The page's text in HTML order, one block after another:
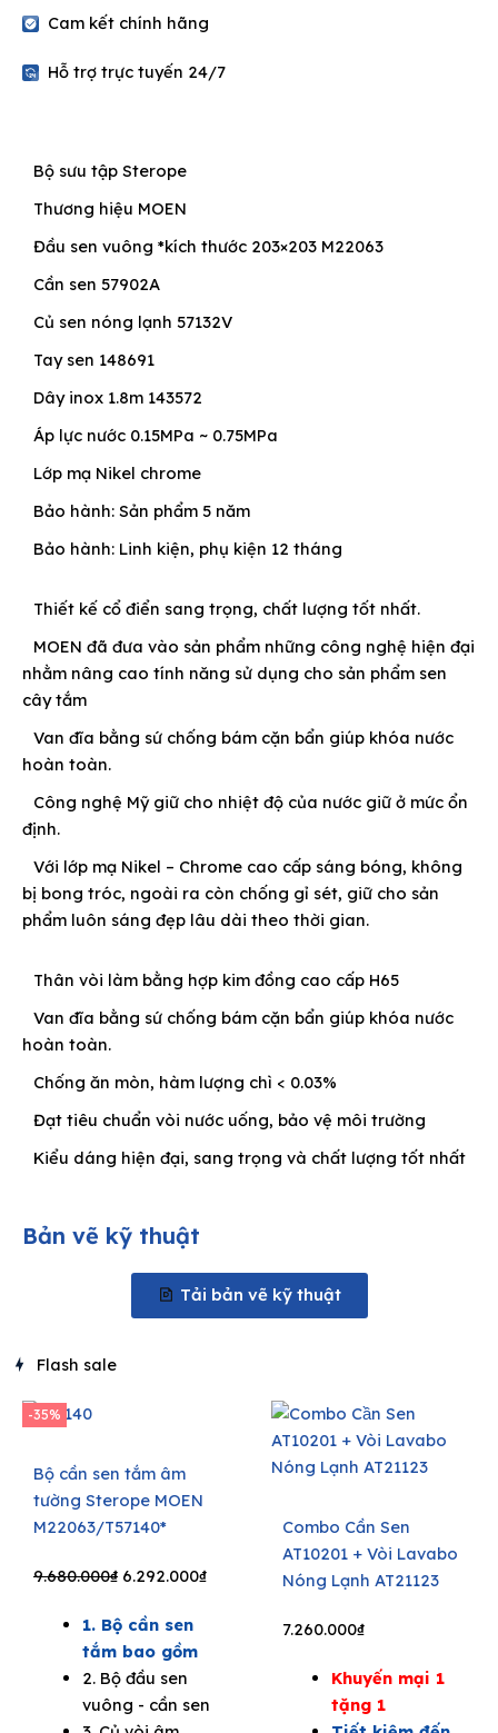
Cam kết chính hãng
Hỗ trợ trực tuyến 24/7
Bộ sưu tập Sterope
Thương hiệu MOEN
Đầu sen vuông *kích thước 203×203 M22063
Cần sen 57902A
Củ sen nóng lạnh 57132V
Tay sen 148691
Dây inox 1.8m 143572
Áp lực nước 0.15MPa ~ 0.75MPa
Lớp mạ Nikel chrome
Bảo hành: Sản phẩm 5 năm
Bảo hành: Linh kiện, phụ kiện 12 tháng
Thiết kế cổ điển sang trọng, chất lượng tốt nhất.
MOEN đã đưa vào sản phẩm những công nghệ hiện đại
nhằm nâng cao tính năng sử dụng cho sản phẩm sen
cây tắm
Van đĩa bằng sứ chống bám cặn bẩn giúp khóa nước
hoàn toàn.
Công nghệ Mỹ giữ cho nhiệt độ của nước giữ ở mức ổn
định.
Với lớp mạ Nikel – Chrome cao cấp sáng bóng, không
bị bong tróc, ngoài ra còn chống gỉ sét, giữ cho sản
phẩm luôn sáng đẹp lâu dài theo thời gian.
Thân vòi làm bằng hợp kim đồng cao cấp H65
Van đĩa bằng sứ chống bám cặn bẩn giúp khóa nước
hoàn toàn.
Chống ăn mòn, hàm lượng chì < 0.03%
Đạt tiêu chuẩn vòi nước uống, bảo vệ môi trường
Kiểu dáng hiện đại, sang trọng và chất lượng tốt nhất
Bản vẽ kỹ thuật
Tải bản vẽ kỹ thuật
Flash sale
-35%
Bộ cần sen tắm âm
tường Sterope MOEN
M22063/T57140*
9.680.000₫ Original
was:
9.680.000₫.
6.292.000₫Current
1. Bộ cần sen
tắm bao gồm
2. Bộ đầu sen
vuông - cần sen
Combo Cần Sen
AT10201 + Vòi Lavabo
Nóng Lạnh AT21123
7.260.000₫
Khuyến mại 1
tặng 1